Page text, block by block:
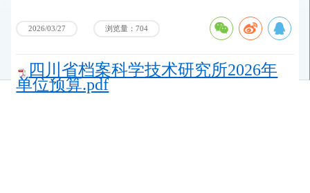
2026/03/27 浏览量：704
四川省档案科学技术研究所2026年
单位预算.pdf